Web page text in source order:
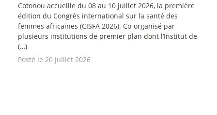
Cotonou accueille du 08 au 10 juillet 2026, la première
édition du Congrès international sur la santé des
femmes africaines (CISFA 2026). Co-organisé par
plusieurs institutions de premier plan dont l’Institut de
(…)
Posté le 20 juillet 2026